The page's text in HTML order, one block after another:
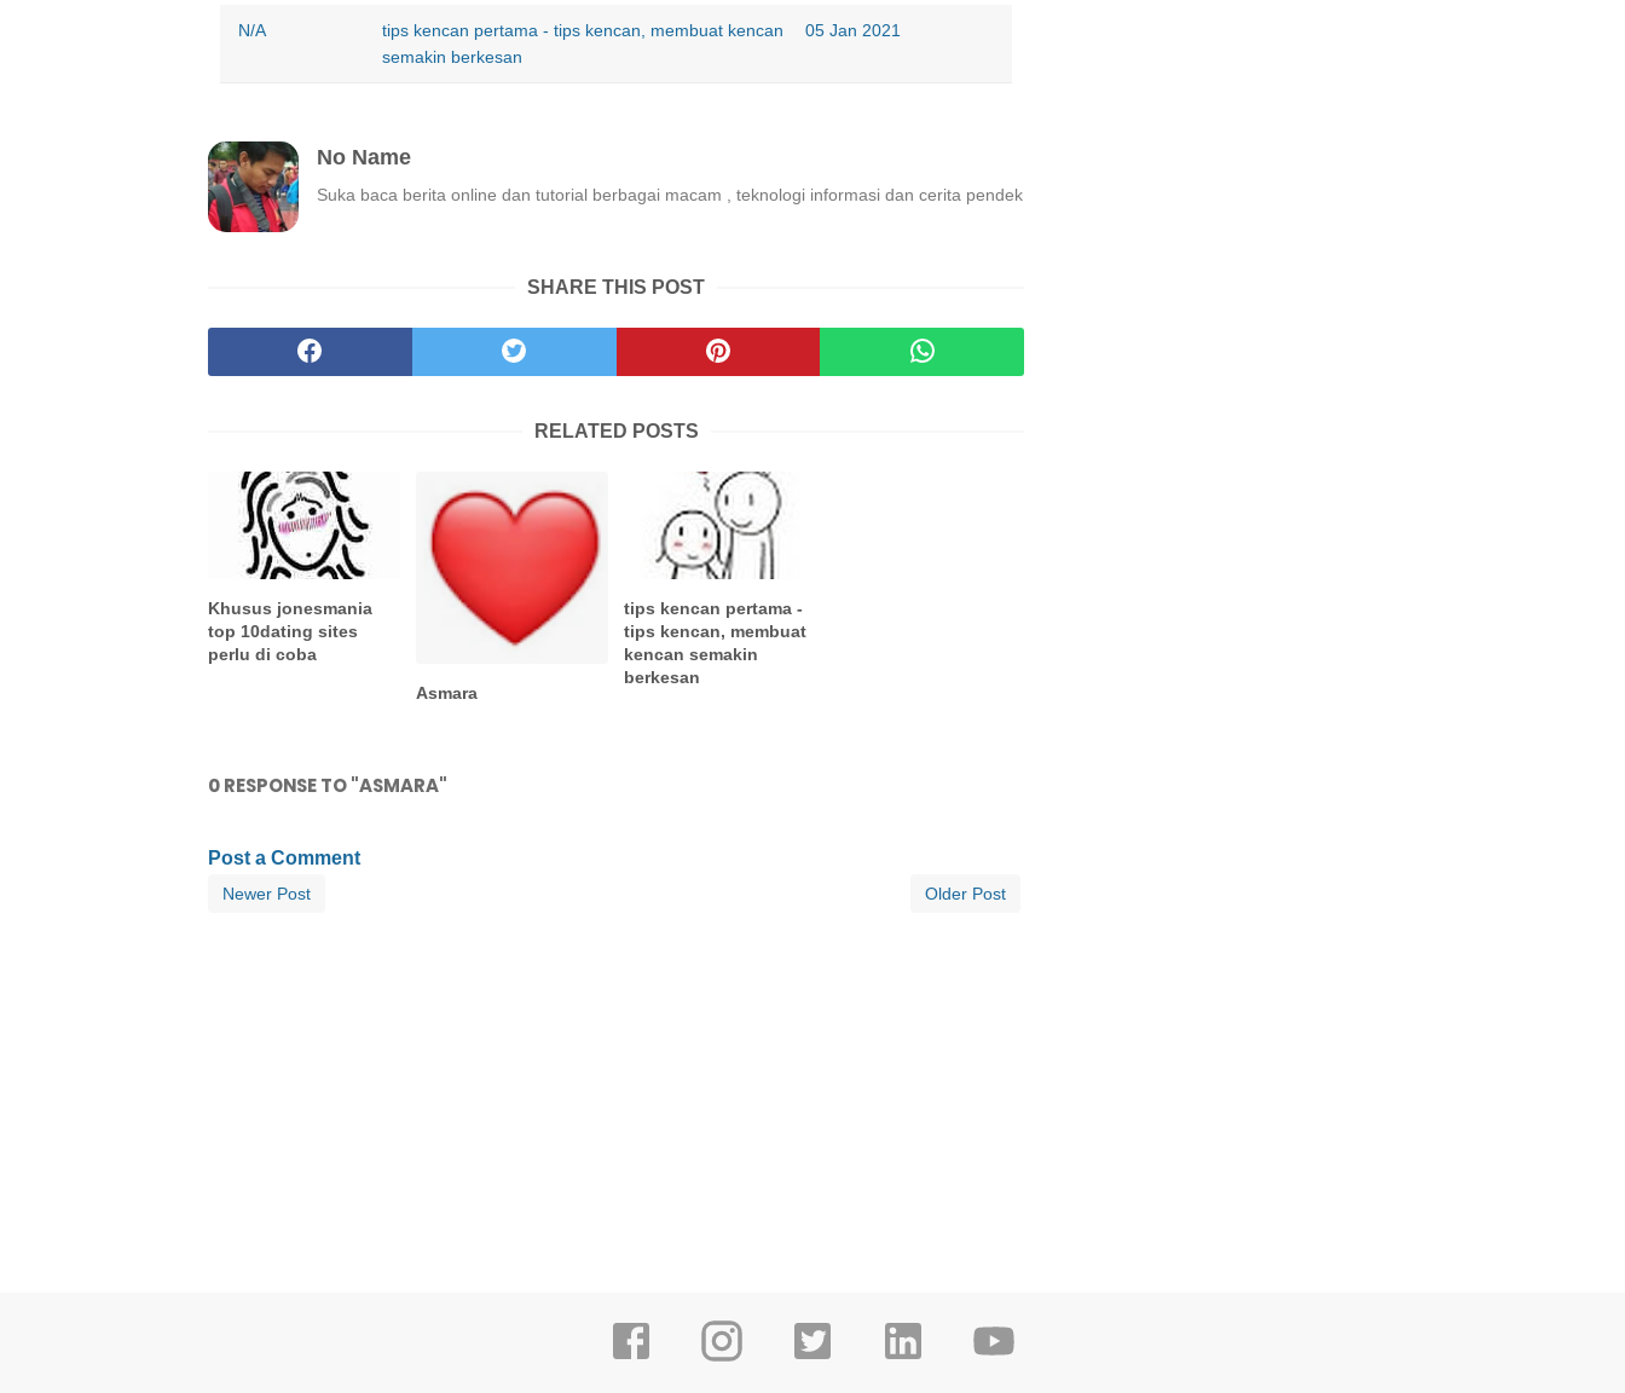
N/A
tips kencan pertama - tips kencan, membuat kencan
semakin berkesan
05 Jan 2021
No Name
Suka baca berita online dan tutorial berbagai macam , teknologi informasi dan cerita pendek
SHARE THIS POST
RELATED POSTS
Khusus jonesmania
top 10dating sites
perlu di coba
Asmara
tips kencan pertama -
tips kencan, membuat
kencan semakin
berkesan
0 RESPONSE TO "ASMARA"
Post a Comment
Newer Post Older Post